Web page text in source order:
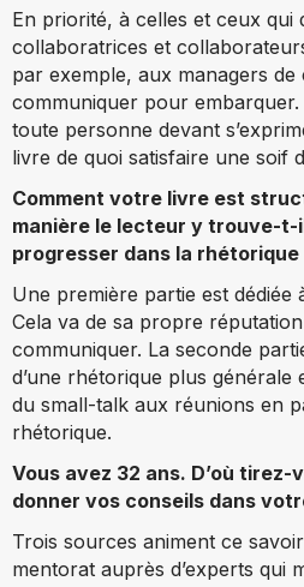
En priorité, à celles et ceux qui
collaboratrices et
par exemple, aux managers
communiquer pour
toute personne devant
livre de quoi satisfaire une soif
Comment votre livre est
manière le lecteur y trouve-t-
progresser dans la rhétorique
Une première partie est dédiée
Cela va de sa propre
communiquer. La seconde
d’une rhétorique plus générale
du small-talk aux réunions en
rhétorique.
Vous avez 32 ans. D’où
donner vos conseils dans
Trois sources animent ce
mentorat auprès d’experts qui